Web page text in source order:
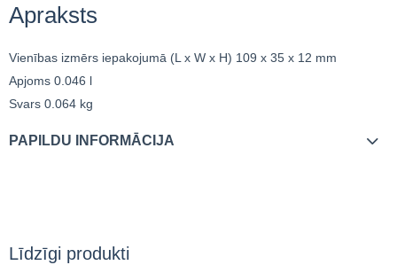
Apraksts
Vienības izmērs iepakojumā (L x W x H) 109 x 35 x 12 mm
Apjoms 0.046 l
Svars 0.064 kg
PAPILDU INFORMĀCIJA
Līdzīgi produkti